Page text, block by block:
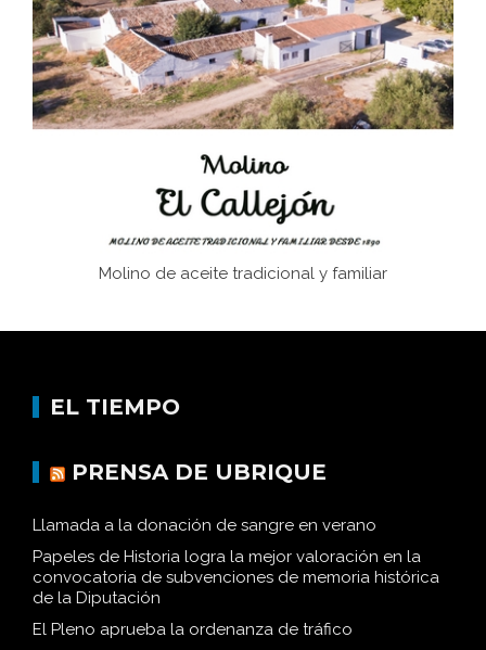
Juntar las letras. La alfabetización en el campo: del
afán de saber a la autogestión
Historia y vivencias del poblado de Los Hurones
Molino de aceite tradicional y familiar
EL TIEMPO
PRENSA DE UBRIQUE
Llamada a la donación de sangre en verano
Papeles de Historia logra la mejor valoración en la
convocatoria de subvenciones de memoria histórica
de la Diputación
El Pleno aprueba la ordenanza de tráfico